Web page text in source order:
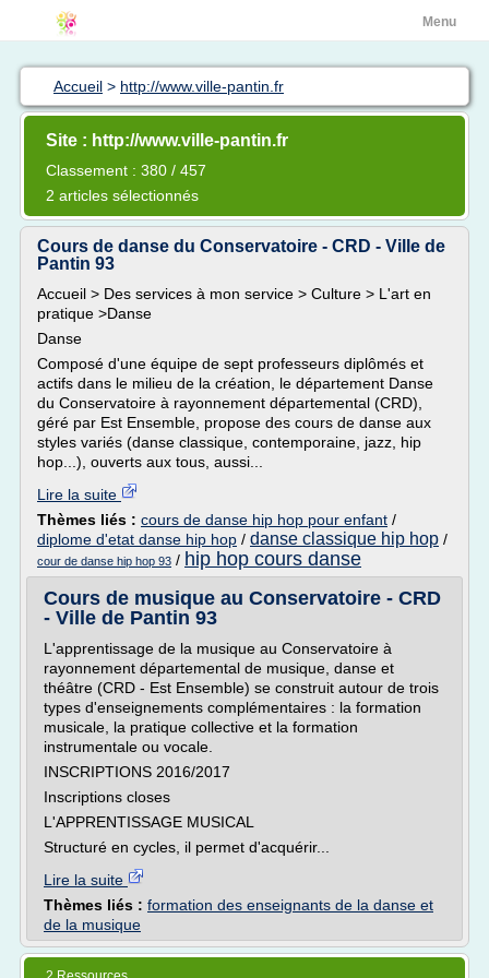
Menu
Accueil > http://www.ville-pantin.fr
Site : http://www.ville-pantin.fr
Classement : 380 / 457
2 articles sélectionnés
Cours de danse du Conservatoire - CRD - Ville de
Pantin 93
Accueil > Des services à mon service > Culture > L'art en
pratique >Danse
Danse
Composé d'une équipe de sept professeurs diplômés et
actifs dans le milieu de la création, le département Danse
du Conservatoire à rayonnement départemental (CRD),
géré par Est Ensemble, propose des cours de danse aux
styles variés (danse classique, contemporaine, jazz, hip
hop...), ouverts aux tous, aussi...
Lire la suite
Thèmes liés : cours de danse hip hop pour enfant /
diplome d'etat danse hip hop / danse classique hip hop /
cour de danse hip hop 93 / hip hop cours danse
Cours de musique au Conservatoire - CRD
- Ville de Pantin 93
L'apprentissage de la musique au Conservatoire à
rayonnement départemental de musique, danse et
théâtre (CRD - Est Ensemble) se construit autour de trois
types d'enseignements complémentaires : la formation
musicale, la pratique collective et la formation
instrumentale ou vocale.
INSCRIPTIONS 2016/2017
Inscriptions closes
L'APPRENTISSAGE MUSICAL
Structuré en cycles, il permet d'acquérir...
Lire la suite
Thèmes liés : formation des enseignants de la danse et
de la musique